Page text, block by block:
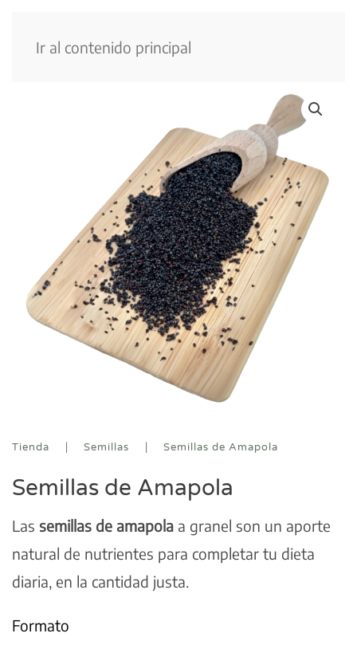
Ir al contenido principal
Tienda Semillas Semillas de Amapola
Semillas de Amapola
Las semillas de amapola a granel son un aporte
natural de nutrientes para completar tu dieta
diaria, en la cantidad justa.
Formato